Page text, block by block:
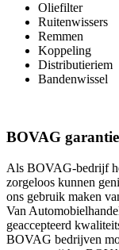
Oliefilter
Ruitenwissers
Remmen
Koppeling
Distributieriem
Bandenwissel
BOVAG
Als BOVAG-bedrijf
zorgeloos kunnen
ons gebruik maken
Van
geaccepteerd
BOVAG bedrijven